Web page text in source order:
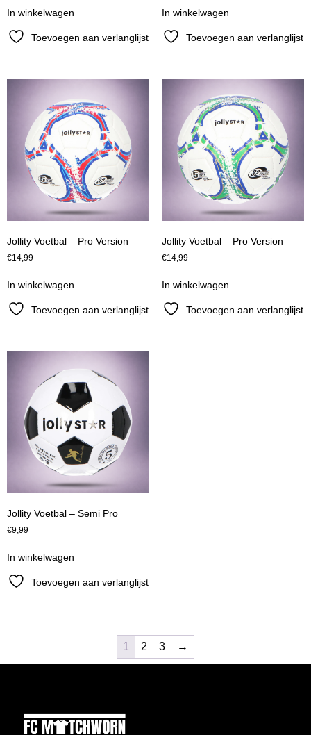
In winkelwagen
Toevoegen aan verlanglijst
In winkelwagen
Toevoegen aan verlanglijst
Jollity Voetbal – Pro Version
€14,99
In winkelwagen
Toevoegen aan verlanglijst
Jollity Voetbal – Pro Version
€14,99
In winkelwagen
Toevoegen aan verlanglijst
Jollity Voetbal – Semi Pro
€9,99
In winkelwagen
Toevoegen aan verlanglijst
1 2 3 →